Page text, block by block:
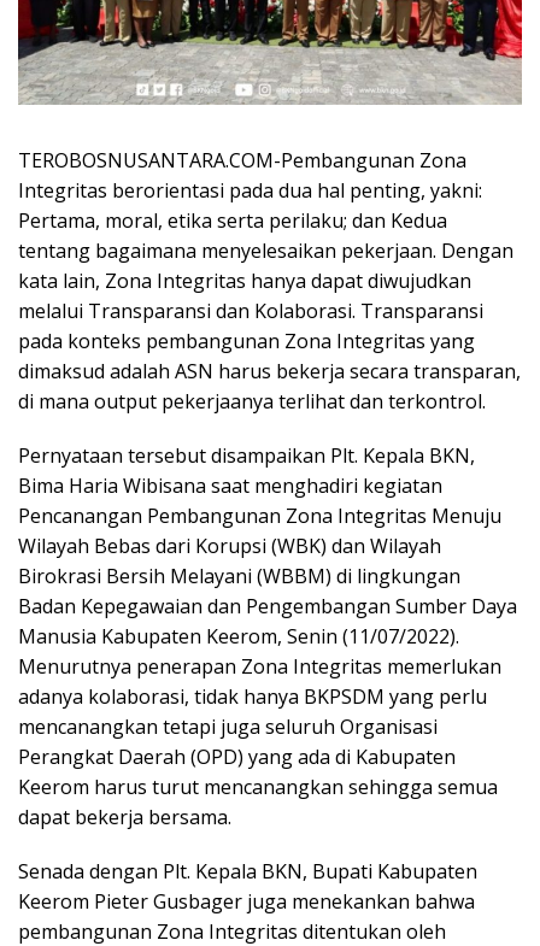
TEROBOSNUSANTARA.COM-Pembangunan Zona
Integritas berorientasi pada dua hal penting, yakni:
Pertama, moral, etika serta perilaku; dan Kedua
tentang bagaimana menyelesaikan pekerjaan. Dengan
kata lain, Zona Integritas hanya dapat diwujudkan
melalui Transparansi dan Kolaborasi. Transparansi
pada konteks pembangunan Zona Integritas yang
dimaksud adalah ASN harus bekerja secara transparan,
di mana output pekerjaanya terlihat dan terkontrol.
Pernyataan tersebut disampaikan Plt. Kepala BKN,
Bima Haria Wibisana saat menghadiri kegiatan
Pencanangan Pembangunan Zona Integritas Menuju
Wilayah Bebas dari Korupsi (WBK) dan Wilayah
Birokrasi Bersih Melayani (WBBM) di lingkungan
Badan Kepegawaian dan Pengembangan Sumber Daya
Manusia Kabupaten Keerom, Senin (11/07/2022).
Menurutnya penerapan Zona Integritas memerlukan
adanya kolaborasi, tidak hanya BKPSDM yang perlu
mencanangkan tetapi juga seluruh Organisasi
Perangkat Daerah (OPD) yang ada di Kabupaten
Keerom harus turut mencanangkan sehingga semua
dapat bekerja bersama.
Senada dengan Plt. Kepala BKN, Bupati Kabupaten
Keerom Pieter Gusbager juga menekankan bahwa
pembangunan Zona Integritas ditentukan oleh